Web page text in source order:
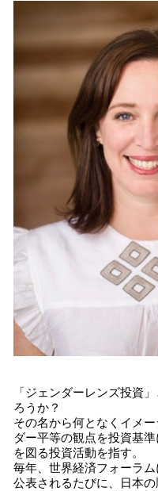
「ジェンダーレンズ投資
ろうか？
その名から何となくイメ
ダー平等の観点を投資基
を図る投資活動を指す。
毎年、世界経済フォーラ
公表されるたびに、日本